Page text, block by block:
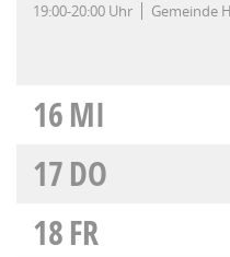
19:00-20:00 Uhr Gemeinde
16MI
17DO
18FR